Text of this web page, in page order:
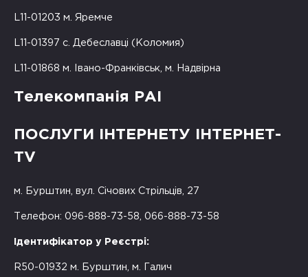
L11-01203 м. Яремче
L11-01397 с. Дебеславці (Коломия)
L11-01868 м. Івано-Франківськ, м. Надвірна
Телекомпанія РАІ
ПОСЛУГИ ІНТЕРНЕТУ ІНТЕРНЕТ-
TV
м. Бурштин, вул. Січових Стрільців, 27
Телефон: 096-888-73-58, 066-888-73-58
Ідентифікатор у Реєстрі:
R50-01932 м. Бурштин, м. Галич